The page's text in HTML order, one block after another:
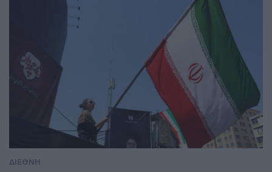
ΔΙΕΘΝΗ